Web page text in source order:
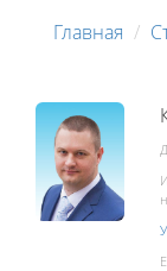
Главная